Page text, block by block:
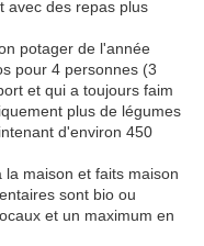
avec des repas plus
potager de l'année
pour 4 personnes (3
et qui a toujours faim
plus de légumes
d'environ 450
maison et faits maison
sont bio ou
et un maximum en